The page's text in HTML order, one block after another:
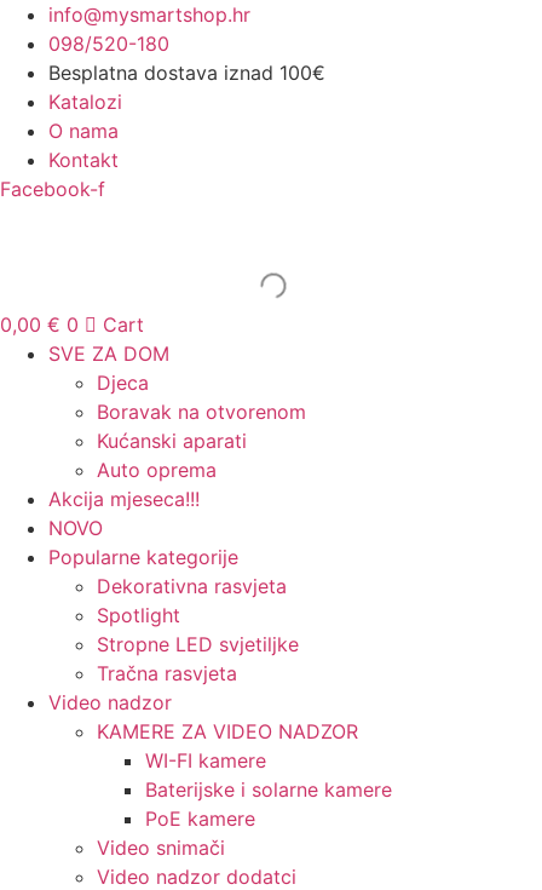
sadržaj
info@mysmartshop.hr
098/520-180
Besplatna dostava iznad 100€
Katalozi
O nama
Kontakt
Facebook-f
0,00 € 0
Cart
SVE ZA DOM
Djeca
Boravak na otvorenom
Kućanski aparati
Auto oprema
Akcija mjeseca!!!
NOVO
Popularne kategorije
Dekorativna rasvjeta
Spotlight
Stropne LED svjetiljke
Tračna rasvjeta
Video nadzor
KAMERE ZA VIDEO NADZOR
WI-FI kamere
Baterijske i solarne kamere
PoE kamere
Video snimači
Video nadzor dodatci